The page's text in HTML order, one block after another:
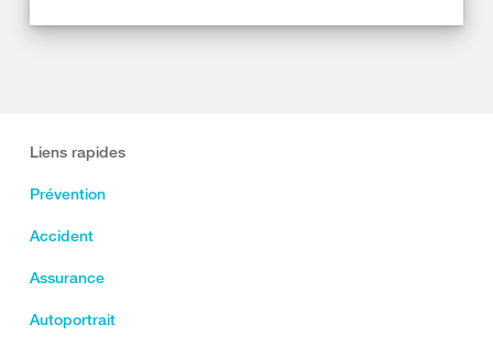
Liens rapides
Prévention
Accident
Assurance
Autoportrait